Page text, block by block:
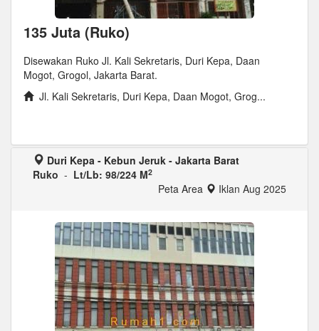
135 Juta (Ruko)
Disewakan Ruko Jl. Kali Sekretaris, Duri Kepa, Daan
Mogot, Grogol, Jakarta Barat.
Jl. Kali Sekretaris, Duri Kepa, Daan Mogot, Grog...
Duri Kepa - Kebun Jeruk - Jakarta Barat
Ruko - Lt/Lb: 98/224 M2
Peta Area Iklan Aug 2025